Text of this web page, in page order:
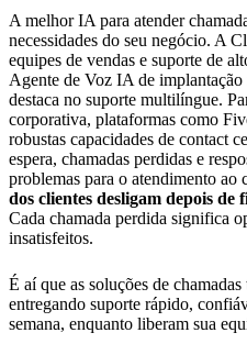
A melhor IA para atender
necessidades do seu negócio. A
equipes de vendas e suporte de
Agente de Voz IA de
destaca no suporte multilíngue.
corporativa, plataformas como
robustas capacidades de contact
espera, chamadas perdidas e
problemas para o atendimento ao
dos clientes desligam depois
Cada chamada perdida significa
insatisfeitos.
É aí que as soluções de
entregando suporte rápido,
semana, enquanto liberam sua